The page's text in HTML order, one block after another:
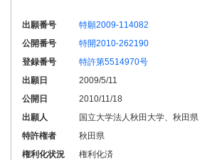
出願番号
特願2009-114082
公開番号
特開2010-262190
登録番号
特許第5514970号
出願日
2009/5/11
公開日
2010/11/18
出願人
国立大学法人秋田大学、秋田県
特許権者
秋田県
権利化状況
権利化済